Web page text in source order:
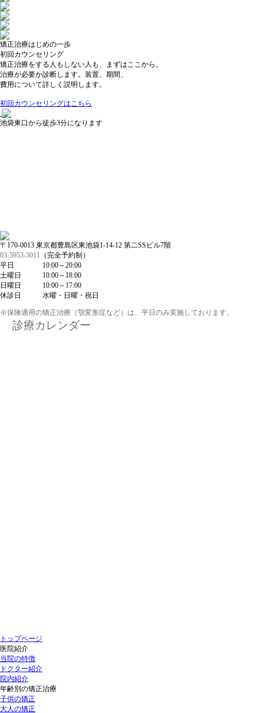
矯正治療はじめの一歩
初回カウンセリング
矯正治療をする人もしない人も、まずはここから。
治療が必要か診断します。装置、期間、
費用について詳しく説明します。
初回カウンセリングはこちら
池袋東口から徒歩3分になります
〒170-0013 東京都豊島区東池袋1-14-12 第二SSビル7階
03-5953-3011 （完全予約制）
平日 10:00～20:00
土曜日 10:00～18:00
日曜日 10:00～17:00
休診日 水曜・日曜・祝日
※保険適用の矯正治療（顎変形症など）は、平日のみ実施しております。
診療カレンダー
トップページ
医院紹介
当院の特徴
ドクター紹介
院内紹介
年齢別の矯正治療
子供の矯正
大人の矯正